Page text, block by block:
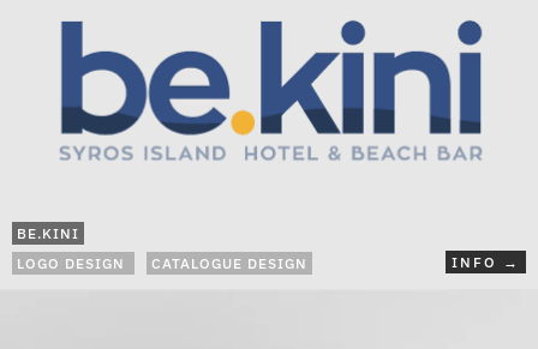
INFO →
BE.KINI
LOGO DESIGN
CATALOGUE DESIGN